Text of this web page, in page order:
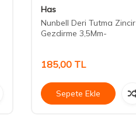
Has
Nunbell Deri Tutma Zincir
Gezdirme 3,5Mm-
185,00 TL
Sepete Ekle